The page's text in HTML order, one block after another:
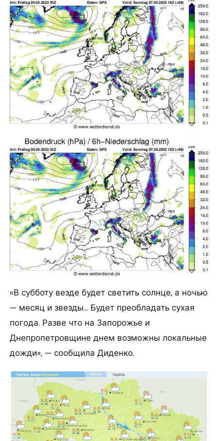
«В субботу везде будет светить солнце, а ночью
— месяц и звезды… Будет преобладать сухая
погода. Разве что на Запорожье и
Днепропетровщине днем возможны локальные
дожди», — сообщила Диденко.